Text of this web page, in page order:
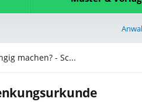
machen? - Sc...